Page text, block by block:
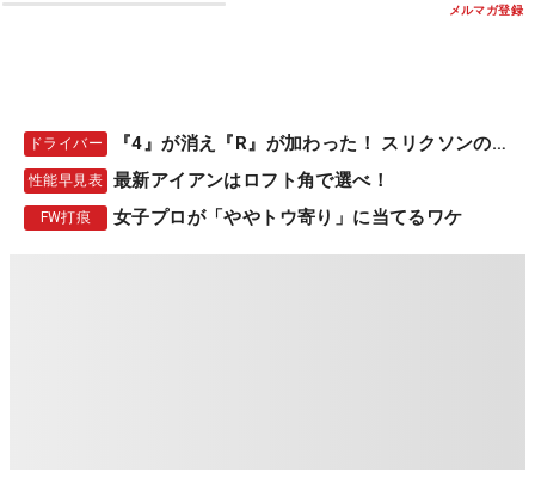
メルマガ登録
ドライバー 『4』が消え『R』が加わった！ スリクソンの新作
性能早見表 最新アイアンはロフト角で選べ！
FW打痕 女子プロが「ややトウ寄り」に当てるワケ